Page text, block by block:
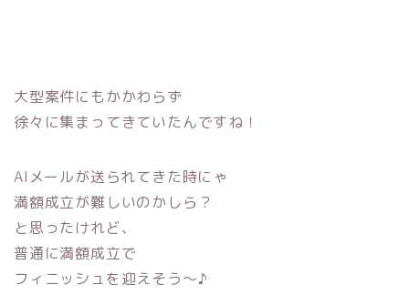
大型案件にもかかわらず
徐々に集まってきていたんですね！
AIメールが送られてきた時にゃ
満額成立が難しいのかしら？
と思ったけれど、
普通に満額成立で
フィニッシュを迎えそう〜♪